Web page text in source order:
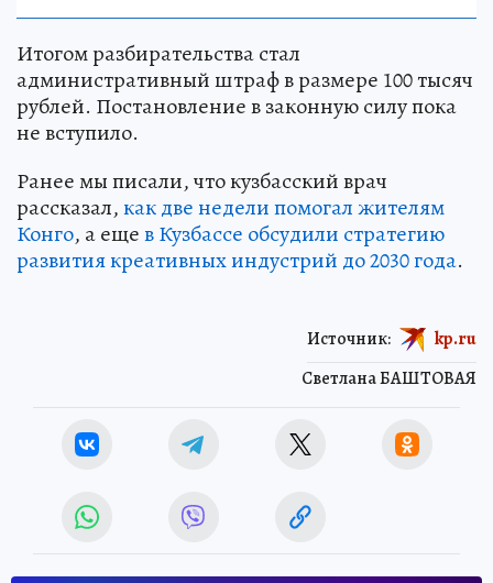
Итогом разбирательства стал
административный штраф в размере 100 тысяч
рублей. Постановление в законную силу пока
не вступило.
Ранее мы писали, что кузбасский врач
рассказал,как две недели помогал жителям
Конго, а ещев Кузбассе обсудили стратегию
развития креативных индустрий до 2030 года.
Светлана БАШТОВАЯ
Источник: kp.ru